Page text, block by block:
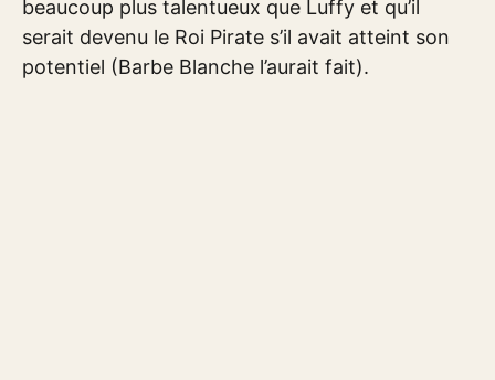
beaucoup plus talentueux que Luffy et qu’il
serait devenu le Roi Pirate s’il avait atteint son
potentiel (Barbe Blanche l’aurait fait).